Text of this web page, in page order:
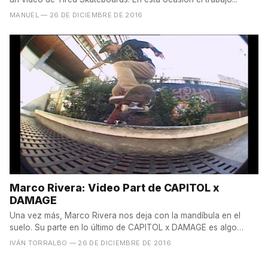
MANUEL — 26 DE DICIEMBRE DE 2016
Marco Rivera: Video Part de CAPITOL x
DAMAGE
Una vez más, Marco Rivera nos deja con la mandíbula en el
suelo. Su parte en lo último de CAPITOL x DAMAGE es algo
que...
IVÁN TORRALBO — 26 DE DICIEMBRE DE 2016